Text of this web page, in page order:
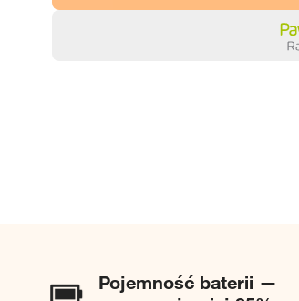
Pojemność baterii —